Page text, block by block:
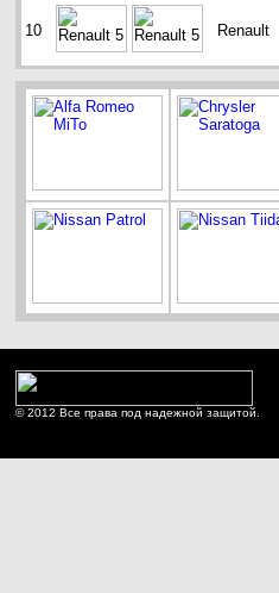
10 Renault
© 2012 Все права под надежной защитой.